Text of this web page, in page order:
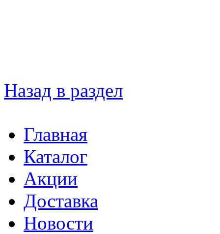
Назад в раздел
Главная
Каталог
Акции
Доставка
Новости